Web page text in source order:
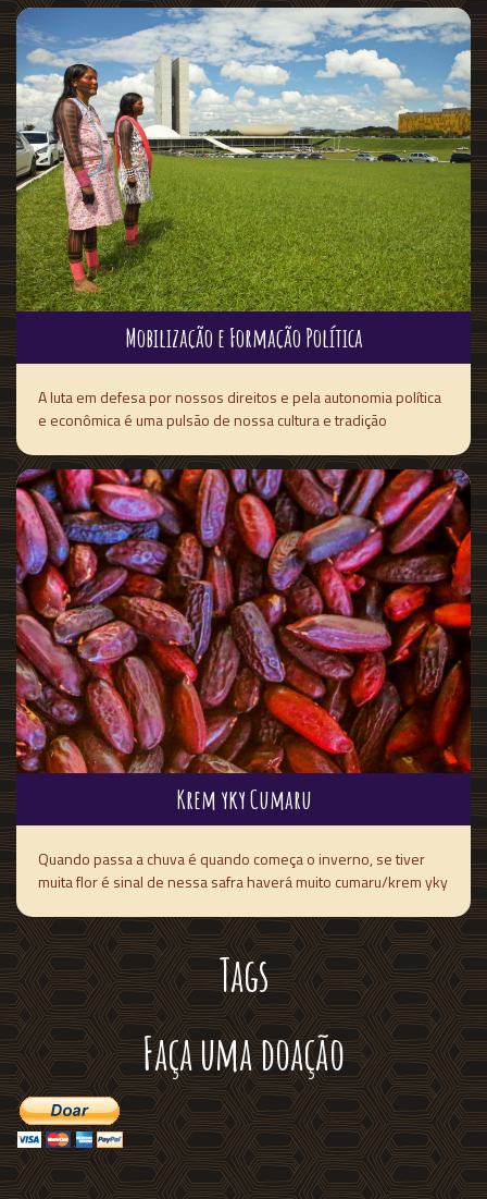
Mobilização e Formação Política
A luta em defesa por nossos direitos e pela autonomia política
e econômica é uma pulsão de nossa cultura e tradição
Krem yky Cumaru
Quando passa a chuva é quando começa o inverno, se tiver
muita flor é sinal de nessa safra haverá muito cumaru/krem yky
Tags
Faça uma doação